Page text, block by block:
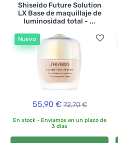
Shiseido Future Solution
LX Base de maquillaje de
luminosidad total - ...
Nuevo
55,90 € 72,70 €
En stock - Enviamos en un plazo de
3 días